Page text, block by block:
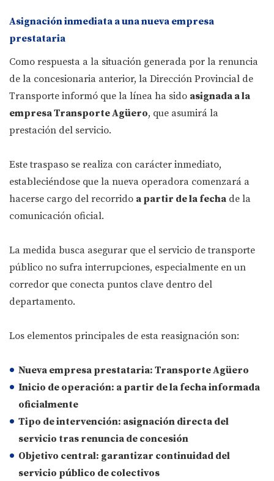
Asignación inmediata a una nueva empresa
prestataria
Como respuesta a la situación generada por la renuncia
de la concesionaria anterior, la Dirección Provincial de
Transporte informó que la línea ha sido asignada a la
empresa Transporte Agüero, que asumirá la
prestación del servicio.
Este traspaso se realiza con carácter inmediato,
estableciéndose que la nueva operadora comenzará a
hacerse cargo del recorrido a partir de la fecha de la
comunicación oficial.
La medida busca asegurar que el servicio de transporte
público no sufra interrupciones, especialmente en un
corredor que conecta puntos clave dentro del
departamento.
Los elementos principales de esta reasignación son:
Nueva empresa prestataria: Transporte Agüero
Inicio de operación: a partir de la fecha informada
oficialmente
Tipo de intervención: asignación directa del
servicio tras renuncia de concesión
Objetivo central: garantizar continuidad del
servicio público de colectivos